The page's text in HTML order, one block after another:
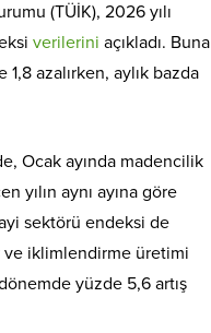
(TÜİK), 2026 yılı
verilerini açıkladı. Buna
azalırken, aylık bazda
Ocak ayında madencilik
yılın aynı ayına göre
sektörü endeksi de
ve iklimlendirme üretimi
yüzde 5,6 artış